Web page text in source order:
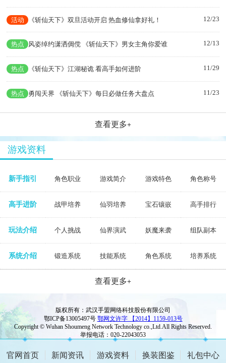
活动 《斩仙天下》双旦活动开启 热血修仙拿好礼！ 12/23
热点 风姿绰约潇洒倜傥 《斩仙天下》男女主角你爱谁 12/13
热点 《斩仙天下》江湖秘诡 看高手如何进阶 11/29
热点 勇闯天界 《斩仙天下》每日必做任务大盘点 11/23
查看更多+
游戏资料
新手指引 角色职业 游戏简介 游戏特色 角色称号
高手进阶 战甲培养 仙羽培养 宝石镶嵌 高手排行
玩法介绍 个人挑战 仙界演武 妖魔来袭 组队副本
系统介绍 锻造系统 技能系统 角色系统 培养系统
查看更多+
版权所有：武汉手盟网络科技股份有限公司
鄂ICP备13005497号 鄂网文许字 【2014】1159-013号
Copyright © Wuhan Shoumeng Network Technology co.,Ltd.All Rights Reserved.
举报电话：020-22043053
官网首页 新闻资讯 游戏资料 换装图鉴 礼包中心